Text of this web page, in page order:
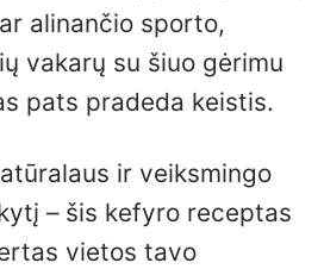
alinančio sporto,
vakarų su šiuo gėrimu
pats pradeda keistis.
ir veiksmingo
– šis kefyro receptas
vietos tavo